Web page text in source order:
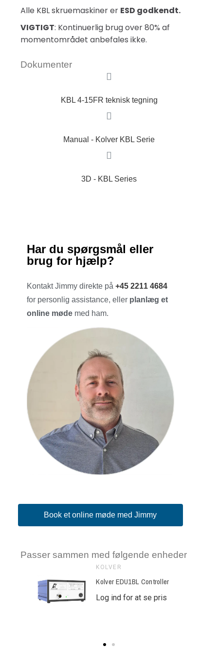
Alle KBL skruemaskiner er ESD godkendt.
VIGTIGT: Kontinuerlig brug over 80% af
momentområdet anbefales ikke.
Dokumenter
KBL 4-15FR teknisk tegning
Manual - Kolver KBL Serie
3D - KBL Series
Har du spørgsmål eller
brug for hjælp?
Kontakt Jimmy direkte på+45 2211 4684
for personlig assistance, eller planlæg et
online møde med ham.
Book et online møde med Jimmy
Passer sammen med følgende enheder
KOLVER
Kolver EDU1BL Controller
Log ind for at se pris